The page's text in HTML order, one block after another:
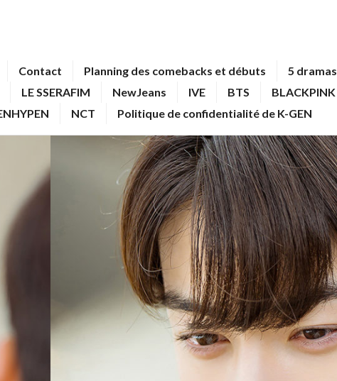
Contact Planning des comebacks et débuts
5 dramas
LE SSERAFIM NewJeans IVE BTS
BLACKPINK
NCT Politique de confidentialité de K-GEN